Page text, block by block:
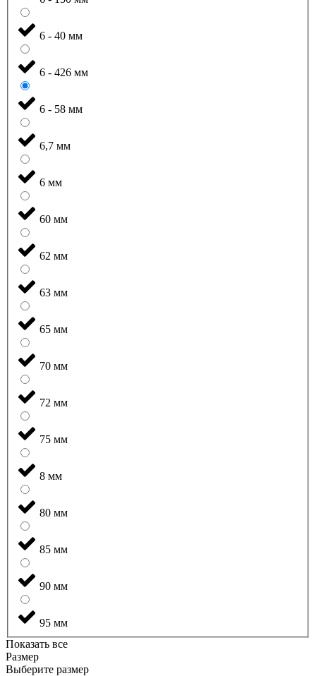
6 - 40 мм
6 - 426 мм
6 - 58 мм
6,7 мм
6 мм
60 мм
62 мм
63 мм
65 мм
70 мм
72 мм
75 мм
8 мм
80 мм
85 мм
90 мм
95 мм
Показать все
Размер
Выберите размер